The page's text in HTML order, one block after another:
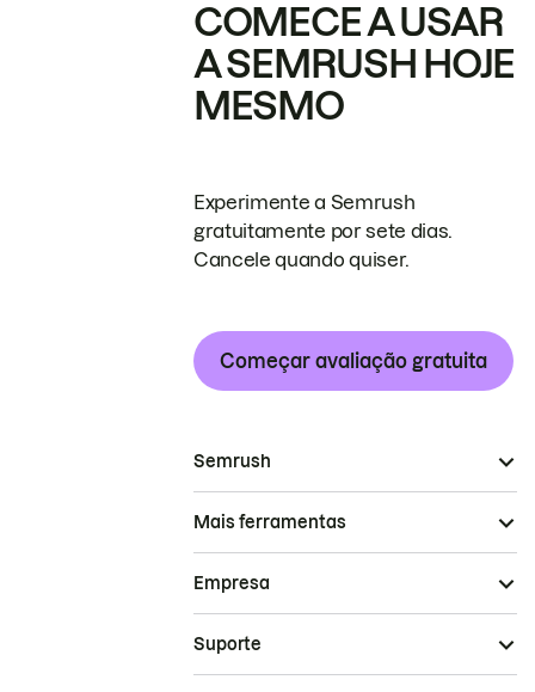
COMECE A USAR
A SEMRUSH HOJE
MESMO
Experimente a Semrush
gratuitamente por sete dias.
Cancele quando quiser.
Começar avaliação gratuita
Semrush
Mais ferramentas
Empresa
Suporte